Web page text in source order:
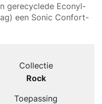
gerecyclede Econyl-
een Sonic Confort-
Collectie
Rock
Toepassing